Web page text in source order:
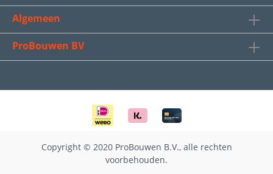
Algemeen
ProBouwen BV
Copyright © 2020 ProBouwen B.V., alle rechten
voorbehouden.